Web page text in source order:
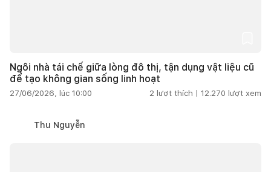
Ngôi nhà tái chế giữa lòng đô thị, tận dụng vật liệu cũ
để tạo không gian sống linh hoạt
27/06/2026, lúc 10:00 2 lượt thích | 12.270 lượt xem
Thu Nguyễn